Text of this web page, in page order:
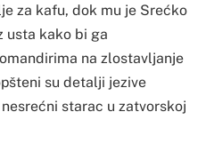
za kafu, dok mu je Srećko
usta kako bi ga
na zlostavljanje
su detalji jezive
starac u zatvorskoj